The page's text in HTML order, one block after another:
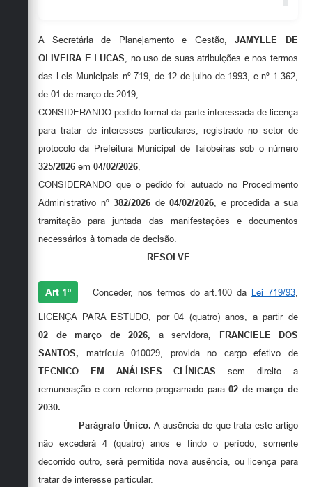
Enquete
Telefones Úteis
Sala M. do Empreendedor
A Secretária de Planejamento e Gestão,JAMYLLE DE
OLIVEIRA E LUCAS , no uso de suas atribuições e nos termos
das Leis Municipais nº 719, de 12 de julho de 1993, e nº 1.362,
de 01 de março de 2019,
CONSIDERANDO pedido formal da parte interessada de licença
para tratar de interesses particulares, registrado no setor de
protocolo da Prefeitura Municipal de Taiobeiras sob o número
325/2026 em 04/02/2026
CONSIDERANDO que o pedido foi autuado no Procedimento
Administrativo nº 382/2026 de 04/02/2026 , e procedida a sua
tramitação para juntada das manifestações e documentos
necessários à tomada de decisão.
RESOLVE
Art 1º Conceder, nos termos do art.100 da Lei 719/93
LICENÇA PARA ESTUDO, por 04 (quatro) anos, a partir de
02 de março de 2026, a servidora,
FRANCIELE DOS
SANTOS, matrícula 010029, provida no cargo efetivo de
TECNICO EM ANÁLISES CLÍNICASsem direito a
remuneração e com retorno programado para02 de março de
2030.
Parágrafo Único. A ausência de que trata este artigo
não excederá 4 (quatro) anos e findo o período, somente
decorrido outro, será permitida nova ausência, ou licença para
tratar de interesse particular.